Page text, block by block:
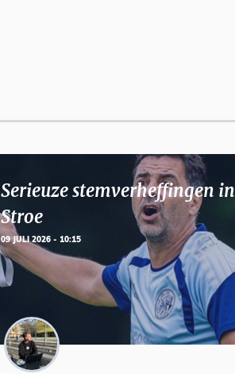
Serieuze stemverheffingen in
Stroe
09 JULI 2026 - 10:15